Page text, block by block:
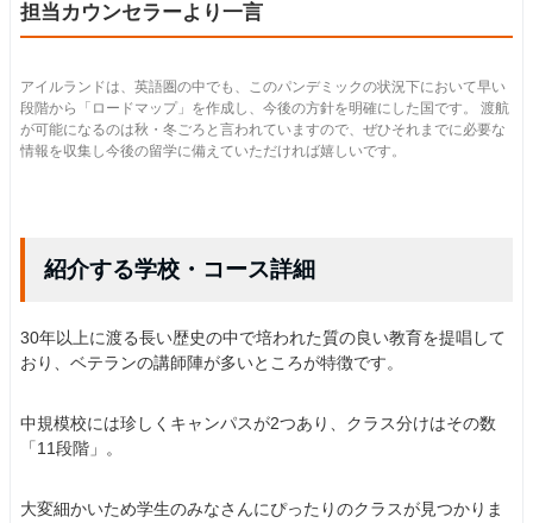
担当カウンセラーより一言
アイルランドは、英語圏の中でも、このパンデミックの状況下において早い
段階から「ロードマップ」を作成し、今後の方針を明確にした国です。 渡航
が可能になるのは秋・冬ごろと言われていますので、ぜひそれまでに必要な
情報を収集し今後の留学に備えていただければ嬉しいです。
紹介する学校・コース詳細
30年以上に渡る長い歴史の中で培われた質の良い教育を提唱して
おり、ベテランの講師陣が多いところが特徴です。
中規模校には珍しくキャンパスが2つあり、クラス分けはその数
「11段階」。
大変細かいため学⽣のみなさんにぴったりのクラスが見つかりま